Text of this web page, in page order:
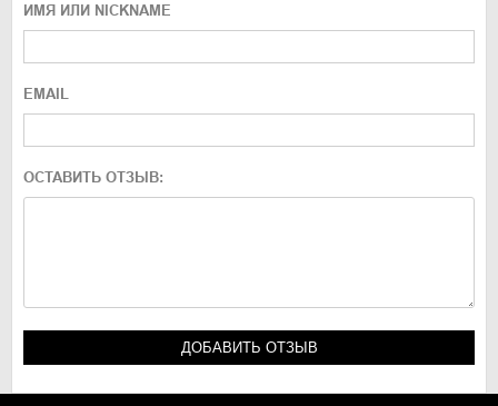
ИМЯ ИЛИ NICKNAME
EMAIL
ОСТАВИТЬ ОТЗЫВ: